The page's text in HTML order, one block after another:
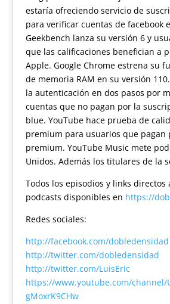
estaría ofreciendo servicio de
para verificar cuentas de facebook
Geekbench lanza su versión 6 y
que las calificaciones benefician a
Apple. Google Chrome estrena su
de memoria RAM en su versión
la autenticación en dos pasos por
cuentas que no pagan por la
blue. YouTube hace prueba de
premium para usuarios que pagan
premium. YouTube Music mete
Unidos. Además los titulares de la
Todos los episodios y links directos
podcasts disponibles en https://
Redes sociales:
http://facebook.com/dobledensidad
http://twitter.com/dobledensidad
http://twitter.com/LuisEric
https://www.youtube.com/channel/
gMoxrK9CHw